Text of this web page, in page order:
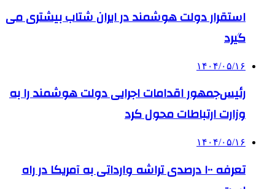
استقرار دولت هوشمند در ایران شتاب بیشتری می
گیرد
۱۴۰۴/۰۵/۱۶
رئیس‌جمهور اقدامات اجرایی دولت هوشمند را به
وزارت ارتباطات محول کرد
۱۴۰۴/۰۵/۱۶
تعرفه ۱۰۰ درصدی تراشه وارداتی به آمریکا در راه